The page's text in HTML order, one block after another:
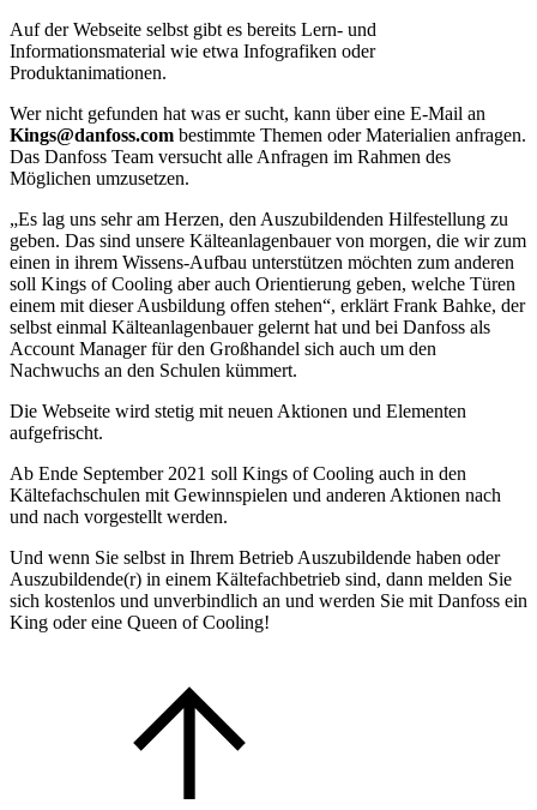
Auf der Webseite selbst gibt es bereits Lern- und
Informationsmaterial wie etwa Infografiken oder
Produktanimationen.
Wer nicht gefunden hat was er sucht, kann über eine E-Mail an
Kings@danfoss.com bestimmte Themen oder Materialien anfragen.
Das Danfoss Team versucht alle Anfragen im Rahmen des
Möglichen umzusetzen.
„Es lag uns sehr am Herzen, den Auszubildenden Hilfestellung zu
geben. Das sind unsere Kälteanlagenbauer von morgen, die wir zum
einen in ihrem Wissens-Aufbau unterstützen möchten zum anderen
soll Kings of Cooling aber auch Orientierung geben, welche Türen
einem mit dieser Ausbildung offen stehen“, erklärt Frank Bahke, der
selbst einmal Kälteanlagenbauer gelernt hat und bei Danfoss als
Account Manager für den Großhandel sich auch um den
Nachwuchs an den Schulen kümmert.
Die Webseite wird stetig mit neuen Aktionen und Elementen
aufgefrischt.
Ab Ende September 2021 soll Kings of Cooling auch in den
Kältefachschulen mit Gewinnspielen und anderen Aktionen nach
und nach vorgestellt werden.
Und wenn Sie selbst in Ihrem Betrieb Auszubildende haben oder
Auszubildende(r) in einem Kältefachbetrieb sind, dann melden Sie
sich kostenlos und unverbindlich an und werden Sie mit Danfoss ein
King oder eine Queen of Cooling!